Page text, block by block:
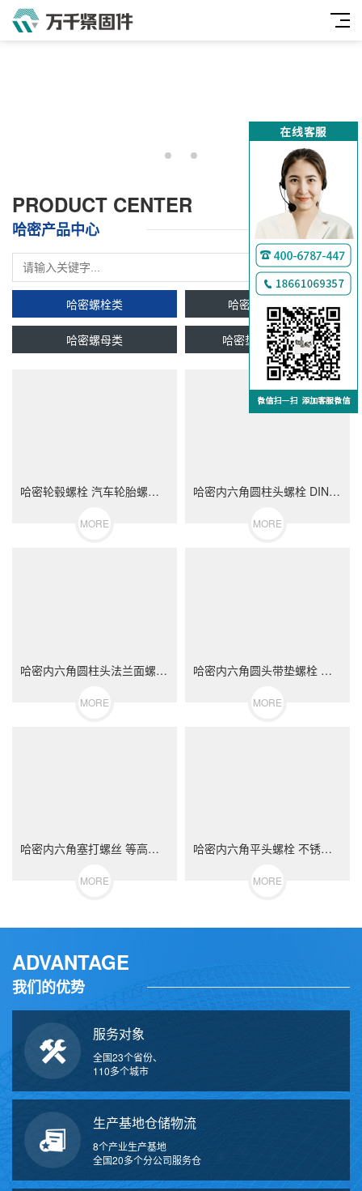
PRODUCT CENTER
哈密产品中心
哈密螺栓类 哈密双头牙条类
哈密螺母类 哈密垫圈及挡圈类
哈密轮毂螺栓 汽车轮胎螺丝 不锈钢（304/316）碳钢 合金钢
MORE
哈密内六角圆柱头螺栓 DIN912 不锈钢（304/316）碳钢 合金钢
MORE
哈密内六角圆柱头法兰面螺栓 不锈钢（304/316）碳钢 合金钢
MORE
哈密内六角圆头带垫螺栓 不锈钢（304/316）碳钢 合金钢
MORE
哈密内六角塞打螺丝 等高限位螺栓 不锈钢（304/316）碳钢 合金钢
MORE
哈密内六角平头螺栓 不锈钢（304/316）碳钢 合金钢
MORE
ADVANTAGE
我们的优势
服务对象
全国23个省份、
110多个城市
生产基地仓储物流
8个产业生产基地
全国20多个分公司服务仓